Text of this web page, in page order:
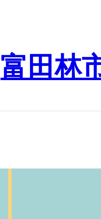
富田林